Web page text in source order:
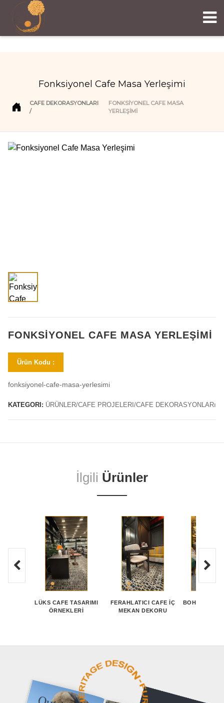
Fonksiyonel Cafe Masa Yerleşimi
CAFE DEKORASYONLARI
FONKSIYONEL CAFE MASA
YERLEŞIMI
FONKSIYONEL CAFE MASA YERLEŞIMI
Ürün Kodu :
fonksiyonel-cafe-masa-yerlesimi
KATEGORI: ÜRÜNLER/CAFE PROJELERI/CAFE DEKORASYONLARı
İlgili Ürünler
LÜKS CAFE TASARIMI
ÖRNEKLERI
FERAHLATICI CAFE İÇ
MEKAN DEKORU
BOHEM